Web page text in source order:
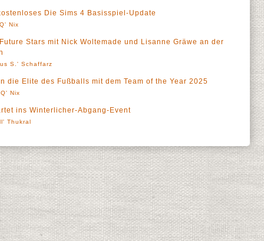
Die Sims 4 Basisspiel-Update
Nix
Stars mit Nick Woltemade und Lisanne Gräwe an der
S.' Schaffarz
die Elite des Fußballs mit dem Team of the Year 2025
Nix
ins Winterlicher-Abgang-Event
Thukral